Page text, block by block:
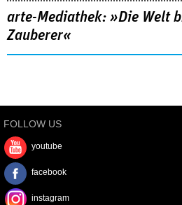
arte-Mediathek: »Die Welt
Zauberer«
FOLLOW US
youtube
facebook
instagram